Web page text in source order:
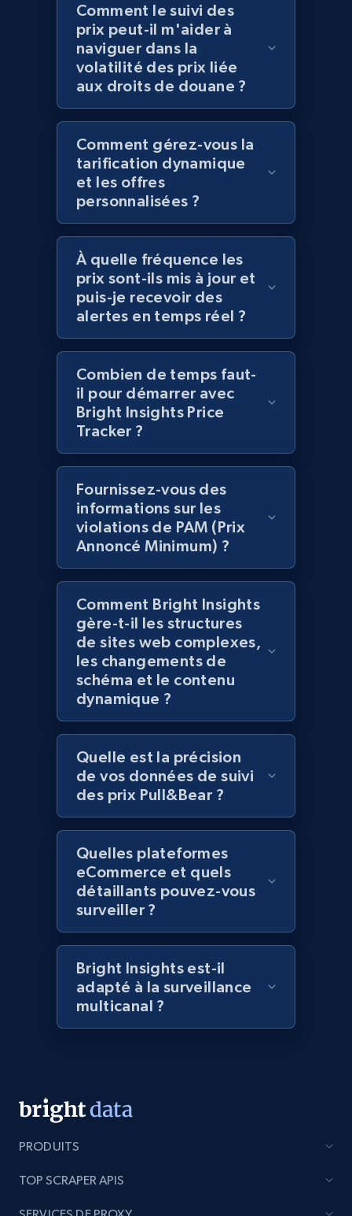
Amazon products global dataset - Collect
Amazon products by seller URL
Title, Seller name, Brand, Description, Initial
price, Currency, Availability, Reviews count, and
more.
2.1K+ 375+ Commencer
Amazon products global dataset - Collect
products from Brands URLs
Title, Seller name, Brand, Description, Initial
price, Currency, Availability, Reviews count, and
Home Depot US
URL, Domain, Country code, Model number,
Sku, Product id, Product name, Manufacturer,
and more.
2.1K+ 353+ Commencer
Home Depot US - Gather data on products
using specified keywords
URL, Domain, Country code, Model number,
Sku, Product id, Product name, Manufacturer,
and more.
2.1K+ 353+ Commencer
Home Depot US - Discover products by
specified URL
URL, Domain, Country code, Model number,
Sku, Product id, Product name, Manufacturer,
and more.
Home Depot US - Discover products by
2.1K+ 353+
Comment le suivi des
prix peut-il m'aider à
naviguer dans la
volatilité des prix liée
aux droits de douane ?
Comment gérez-vous la
tarification dynamique
et les offres
personnalisées ?
À quelle fréquence les
prix sont-ils mis à jour et
puis-je recevoir des
alertes en temps réel ?
Combien de temps faut-
il pour démarrer avec
Bright Insights Price
Tracker ?
Fournissez-vous des
informations sur les
violations de PAM (Prix
Annoncé Minimum) ?
Comment Bright Insights
gère-t-il les structures
de sites web complexes,
les changements de
schéma et le contenu
dynamique ?
Quelle est la précision
de vos données de suivi
des prix Pull&Bear ?
Quelles plateformes
eCommerce et quels
détaillants pouvez-vous
surveiller ?
Bright Insights est-il
adapté à la surveillance
multicanal ?
PRODUITS
TOP SCRAPER APIS